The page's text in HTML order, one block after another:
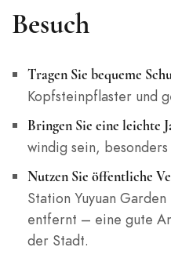
Besuch
Tragen Sie bequeme
Kopfsteinpflaster und
Bringen Sie eine leichte
windig sein,
Nutzen Sie öffentliche
Station Yuyuan
entfernt – eine gute
der Stadt.